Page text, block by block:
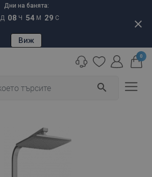
Дни на банята:
Д 08 Ч 54 М 28 С
Виж
close
search
0